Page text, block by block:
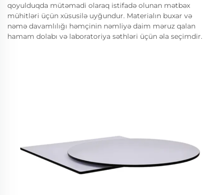
qoyulduqda mütəmadi olaraq istifadə olunan mətbəx
mühitləri üçün xüsusilə uyğundur. Materialın buxar və
nəmə davamlılığı həmçinin nəmliyə daim məruz qalan
hamam dolabı və laboratoriya səthləri üçün əla seçimdir.